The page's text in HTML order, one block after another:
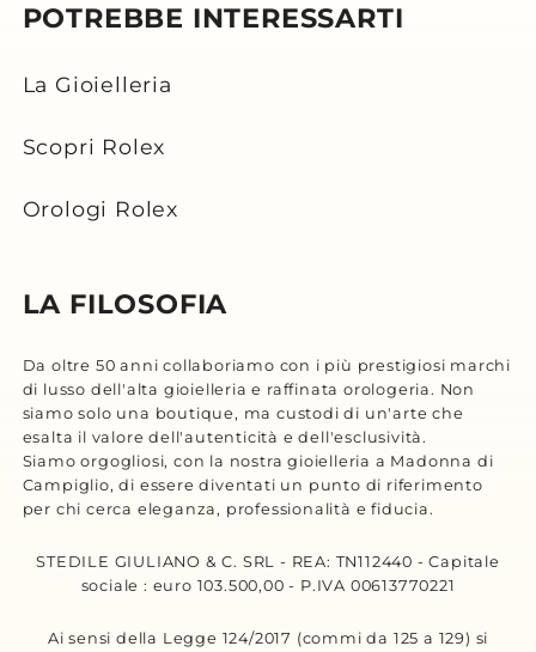
POTREBBE INTERESSARTI
La Gioielleria
Scopri Rolex
Orologi Rolex
LA FILOSOFIA
Da oltre 50 anni collaboriamo con i più prestigiosi marchi
di lusso dell'alta gioielleria e raffinata orologeria. Non
siamo solo una boutique, ma custodi di un'arte che
esalta il valore dell'autenticità e dell'esclusività.
Siamo orgogliosi, con la nostra gioielleria a Madonna di
Campiglio, di essere diventati un punto di riferimento
per chi cerca eleganza, professionalità e fiducia.
STEDILE GIULIANO & C. SRL - REA: TN112440 - Capitale
sociale : euro 103.500,00 - P.IVA 00613770221
Ai sensi della Legge 124/2017 (commi da 125 a 129) si